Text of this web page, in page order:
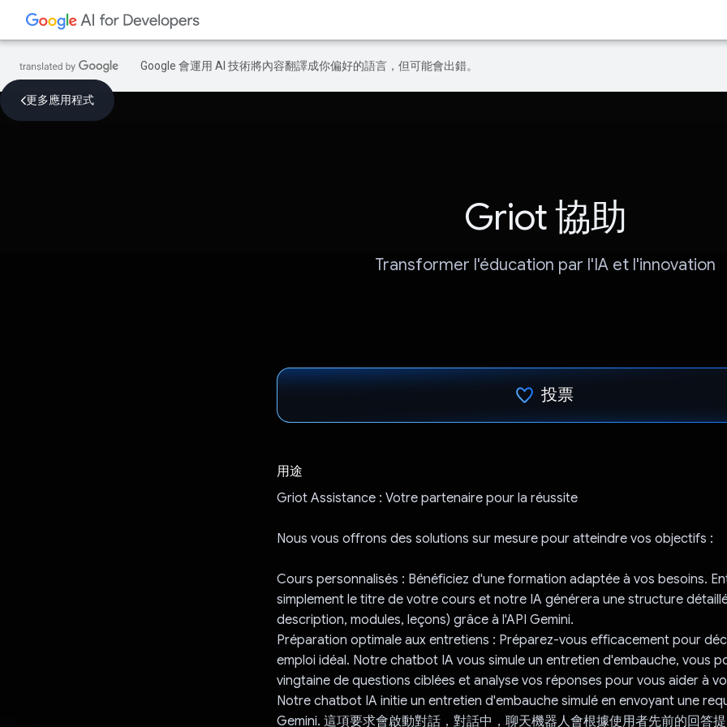
Google 會運用 AI 技術將內容翻譯成你偏好的語言，但可能會出錯。
更多應用程式
Griot 協助
Transformer l'éducation par l'IA et l'innovation
投票
用途
Griot Assistance : Votre partenaire pour la réussite
Nous vous offrons des solutions sur mesure pour atteindre vos objectifs :
Cours personnalisés : Bénéficiez d'une formation adaptée à vos besoins.
simplement le titre de votre cours et notre IA générera une structure
description, modules, leçons) grâce à l'API Gemini.
Préparation optimale aux entretiens : Préparez-vous efficacement pour
emploi idéal. Notre chatbot IA vous simule un entretien d'embauche, vous
vingtaine de questions ciblées et analyse vos réponses pour vous aider à
Notre chatbot IA initie un entretien d'embauche simulé en envoyant une
Gemini. 這項要求會啟動對話，對話中，聊天機器人會根據使用者先前的回答